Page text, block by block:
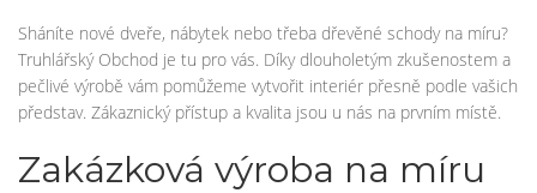
Sháníte nové dveře, nábytek nebo třeba dřevěné schody na míru?
Truhlářský Obchod je tu pro vás. Díky dlouholetým zkušenostem a
pečlivé výrobě vám pomůžeme vytvořit interiér přesně podle vašich
představ. Zákaznický přístup a kvalita jsou u nás na prvním místě.
Zakázková výroba na míru